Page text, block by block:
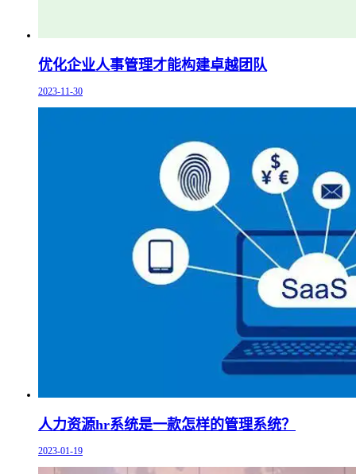
优化企业人事管理才能构建卓越团队
2023-11-30
人力资源hr系统是一款怎样的管理系统？
2023-01-19